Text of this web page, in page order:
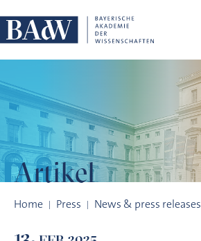
Artikel
Home Press News & press releases
13.